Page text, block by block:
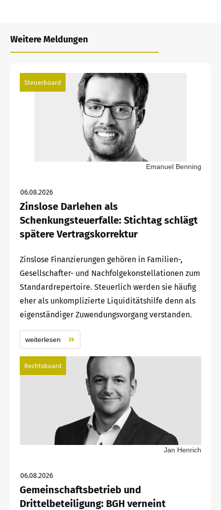
Weitere Meldungen
Steuerboard
Emanuel Benning
06.08.2026
Zinslose Darlehen als
Schenkungsteuerfalle: Stichtag schlägt
spätere Vertragskorrektur
Zinslose Finanzierungen gehören in Familien-,
Gesellschafter- und Nachfolgekonstellationen zum
Standardrepertoire. Steuerlich werden sie häufig
eher als unkomplizierte Liquiditätshilfe denn als
eigenständiger Zuwendungsvorgang verstanden.
weiterlesen
Rechtsboard
Jan Henrich
06.08.2026
Gemeinschaftsbetrieb und
Drittelbeteiligung: BGH verneint